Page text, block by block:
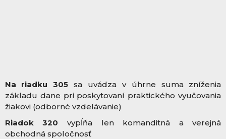
Na riadku 305sa uvádza v úhrne suma zníženia
základu dane pri poskytovaní praktického vyučovania
žiakovi (odborné vzdelávanie)
Riadok 320 vypĺňa len komanditná a verejná
obchodná spoločnosť